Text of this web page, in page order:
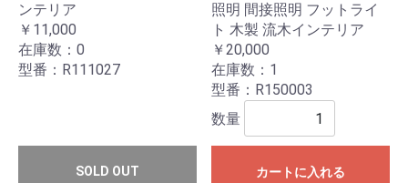
ンテリア
￥11,000
在庫数：0
型番：R111027
SOLD OUT
照明 間接照明 フットライ
ト 木製 流木インテリア
￥20,000
在庫数：1
型番：R150003
数量
カートに入れる